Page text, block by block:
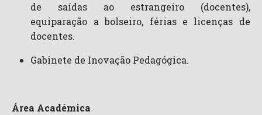
de saídas ao estrangeiro (docentes),
equiparação a bolseiro, férias e licenças de
docentes.
Gabinete de Inovação Pedagógica.
Área Académica